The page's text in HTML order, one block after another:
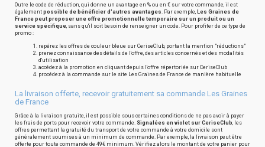
Outre le code de réduction, qui donne un avantage en % ou en € sur votre commande, il est
également possible de bénéficier d'autres avantages. Par exemple, Les Graines de
France peut proposer une offre promotionnelle temporaire sur un produit ou un
service spécifique, sans qu'il soit besoin de renseigner un code. Pour profiter de ce type de
promo :
repérez les offres de couleur bleue sur CeriseClub, portant la mention "réductions"
prenez connaissance des détails de l'offre, des articles concernés et des modalités
d'utilisation
accédez à la promotion en cliquant depuis l'offre répertoriée sur CeriseClub
procédez à la commande sur le site Les Graines de France de manière habituelle
La livraison offerte, recevoir gratuitement sa commande Les Graines
de France
Grâce à la livraison gratuite, il est possible sous certaines conditions de ne pas avoir à payer
les frais de ports pour recevoir votre commande. Signalées en violet sur CeriseClub, les
offres permettant la gratuité du transport de votre commande à votre domicile sont
généralement soumises à un minimum de commande. Par exemple, la livraison peut être
offerte pour toute commande de 49€ minimum. Vérifiez alors le montant de votre panier pour